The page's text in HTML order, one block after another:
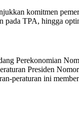
komitmen
TPA, hingga
Perekonomian
Presiden
peraturan ini